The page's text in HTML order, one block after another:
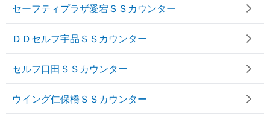
セーフティプラザ愛宕ＳＳカウンター
ＤＤセルフ宇品ＳＳカウンター
セルフ口田ＳＳカウンター
ウイング仁保橋ＳＳカウンター